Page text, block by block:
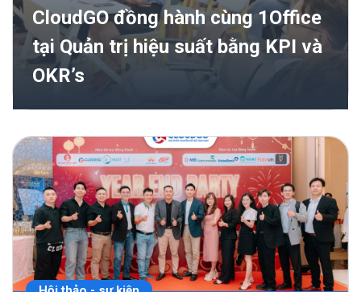
CloudGO đồng hành cùng 1Office
tại Quản trị hiệu suất bằng KPI và
OKR’s